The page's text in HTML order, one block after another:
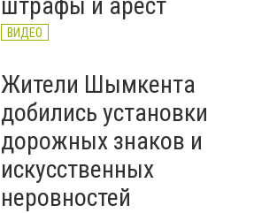
ВИДЕО
Жители Шымкента
добились установки
дорожных знаков и
искусственных
неровностей